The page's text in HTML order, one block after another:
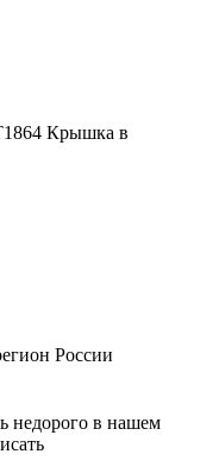
России
недорого в нашем